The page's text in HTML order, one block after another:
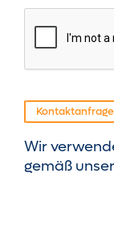
Wir
gemäß